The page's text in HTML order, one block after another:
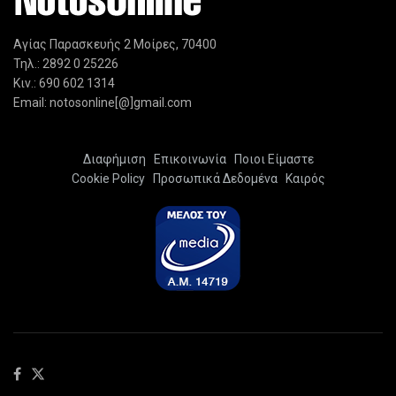
Αγίας Παρασκευής 2 Μοίρες, 70400
Τηλ.: 2892 0 25226
Κιν.: 690 602 1314
Email: notosonline[@]gmail.com
Διαφήμιση Επικοινωνία
Ποιοι Είμαστε
Cookie Policy
Προσωπικά Δεδομένα Καιρός